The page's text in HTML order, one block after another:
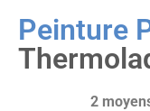
Peinture
2